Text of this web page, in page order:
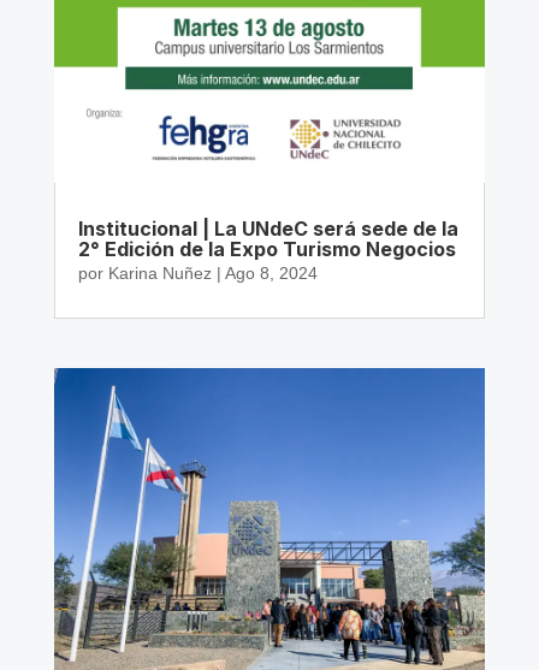
Institucional | La UNdeC será sede de la
2° Edición de la Expo Turismo Negocios
por Karina Nuñez| Ago 8, 2024